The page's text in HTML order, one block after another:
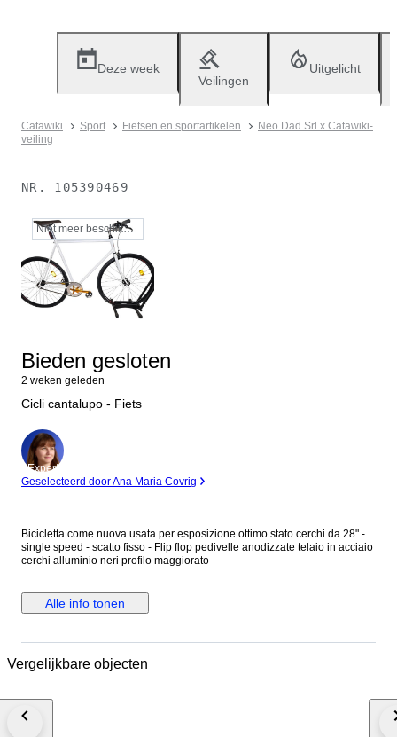
Deze week
Veilingen
Uitgelicht
Catawiki Sport Fietsen en sportartikelen
Neo Dad Srl x Catawiki-
veiling
NR. 105390469
Niet meer beschikbaar
Bieden gesloten
2 weken geleden
Cicli cantalupo - Fiets
Expert
Geselecteerd door Ana Maria Covrig
Bicicletta come nuova usata per esposizione ottimo stato cerchi da 28" -
single speed - scatto fisso - Flip flop pedivelle anodizzate telaio in acciaio
cerchi alluminio neri profilo maggiorato
Alle info tonen
Vergelijkbare objecten